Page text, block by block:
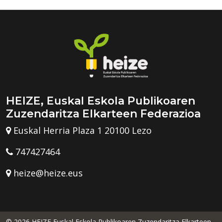
HEIZE, Euskal Eskola Publikoaren
Zuzendaritza Elkarteen Federazioa
Euskal Herria Plaza 1 20100 Lezo
747427464
heize@heize.eus